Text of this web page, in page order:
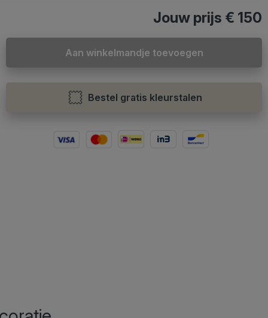
Jouw prijs € 150
Aan winkelmandje toevoegen
Bestel gratis kleurstalen